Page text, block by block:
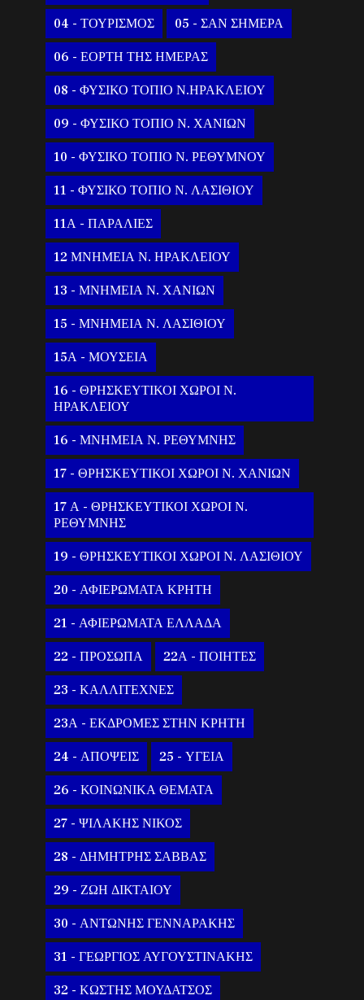
04 - ΤΟΥΡΙΣΜΟΣ 05 - ΣΑΝ ΣΗΜΕΡΑ
06 - ΕΟΡΤΗ ΤΗΣ ΗΜΕΡΑΣ
08 - ΦΥΣΙΚΟ ΤΟΠΙΟ Ν.ΗΡΑΚΛΕΙΟΥ
09 - ΦΥΣΙΚΟ ΤΟΠΙΟ Ν. ΧΑΝΙΩΝ
10 - ΦΥΣΙΚΟ ΤΟΠΙΟ Ν. ΡΕΘΥΜΝΟΥ
11 - ΦΥΣΙΚΟ ΤΟΠΙΟ Ν. ΛΑΣΙΘΙΟΥ
11Α - ΠΑΡΑΛΙΕΣ
12 ΜΝΗΜΕΙΑ Ν. ΗΡΑΚΛΕΙΟΥ
13 - ΜΝΗΜΕΙΑ Ν. ΧΑΝΙΩΝ
15 - ΜΝΗΜΕΙΑ Ν. ΛΑΣΙΘΙΟΥ
15Α - ΜΟΥΣΕΙΑ
16 - ΘΡΗΣΚΕΥΤΙΚΟΙ ΧΩΡΟΙ Ν.
ΗΡΑΚΛΕΙΟΥ
16 - ΜΝΗΜΕΙΑ Ν. ΡΕΘΥΜΝΗΣ
17 - ΘΡΗΣΚΕΥΤΙΚΟΙ ΧΩΡΟΙ Ν. ΧΑΝΙΩΝ
17 Α - ΘΡΗΣΚΕΥΤΙΚΟΙ ΧΩΡΟΙ Ν.
ΡΕΘΥΜΝΗΣ
19 - ΘΡΗΣΚΕΥΤΙΚΟΙ ΧΩΡΟΙ Ν. ΛΑΣΙΘΙΟΥ
20 - ΑΦΙΕΡΩΜΑΤΑ ΚΡΗΤΗ
21 - ΑΦΙΕΡΩΜΑΤΑ ΕΛΛΑΔΑ
22 - ΠΡΟΣΩΠΑ 22Α - ΠΟΙΗΤΕΣ
23 - ΚΑΛΛΙΤΕΧΝΕΣ
23Α - ΕΚΔΡΟΜΕΣ ΣΤΗΝ ΚΡΗΤΗ
24 - ΑΠΟΨΕΙΣ 25 - ΥΓΕΙΑ
26 - ΚΟΙΝΩΝΙΚΑ ΘΕΜΑΤΑ
27 - ΨΙΛΑΚΗΣ ΝΙΚΟΣ
28 - ΔΗΜΗΤΡΗΣ ΣΑΒΒΑΣ
29 - ΖΩΗ ΔΙΚΤΑΙΟΥ
30 - ΑΝΤΩΝΗΣ ΓΕΝΝΑΡΑΚΗΣ
31 - ΓΕΩΡΓΙΟΣ ΑΥΓΟΥΣΤΙΝΑΚΗΣ
32 - ΚΩΣΤΗΣ ΜΟΥΔΑΤΣΟΣ